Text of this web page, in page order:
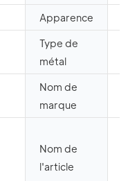
Apparence
Type de
métal
Nom de
marque
Nom de
l'article